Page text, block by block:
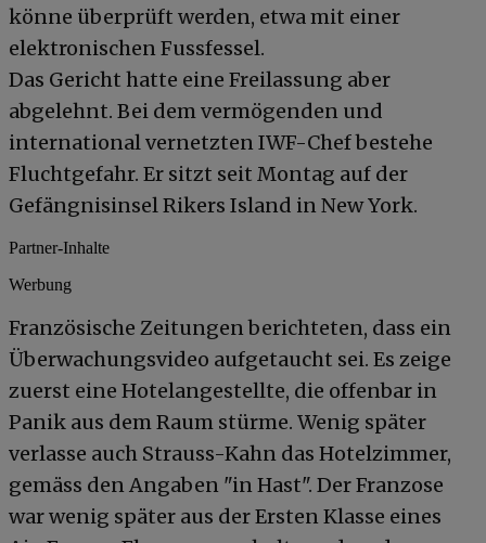
könne überprüft werden, etwa mit einer
elektronischen Fussfessel.
Das Gericht hatte eine Freilassung aber
abgelehnt. Bei dem vermögenden und
international vernetzten IWF-Chef bestehe
Fluchtgefahr. Er sitzt seit Montag auf der
Gefängnisinsel Rikers Island in New York.
Partner-Inhalte
Werbung
Französische Zeitungen berichteten, dass ein
Überwachungsvideo aufgetaucht sei. Es zeige
zuerst eine Hotelangestellte, die offenbar in
Panik aus dem Raum stürme. Wenig später
verlasse auch Strauss-Kahn das Hotelzimmer,
gemäss den Angaben "in Hast". Der Franzose
war wenig später aus der Ersten Klasse eines